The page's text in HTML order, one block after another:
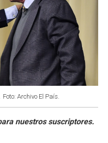
Foto: Archivo El País.